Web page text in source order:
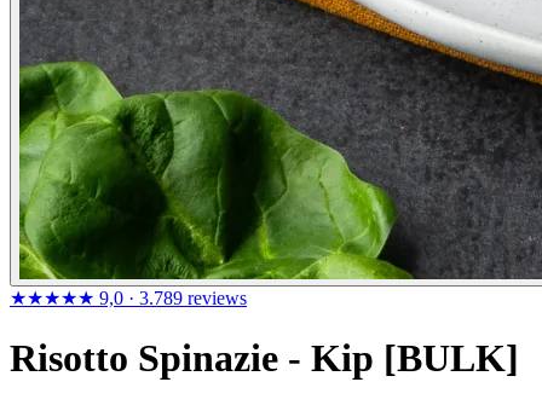
★★★★★ 9,0 · 3.789 reviews
Risotto Spinazie - Kip [BULK]